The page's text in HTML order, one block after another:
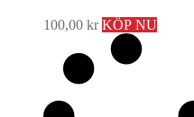
100,00 kr KÖP NU